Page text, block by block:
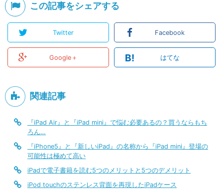
この記事をシェアする
Twitter Facebook
Google＋ B! はてな
関連記事
『iPad Air』と『iPad mini』で悩む必要あるの？買うならもち
ろん…
『iPhone5』と『新しいiPad』の名称から『iPad mini』登場の
可能性は極めて高い
iPadで電子書籍を読む5つのメリットと5つのデメリット
iPod touchのステンレス背面を再現したiPadケース